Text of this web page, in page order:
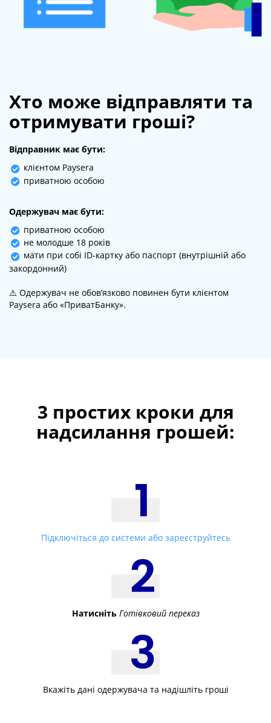
Хто може відправляти та
отримувати гроші?
Відправник має бути:
клієнтом Paysera
приватною особою
Одержувач має бути:
приватною особою
не молодше 18 років
мати при собі ID-картку або паспорт (внутрішній або
закордонний)
⚠️ Одержувач не обов’язково повинен бути клієнтом
Paysera або «ПриватБанку».
3 простих кроки для
надсилання грошей:
Підключіться до системи або зареєструйтесь
Натисніть Готівковий переказ
Вкажіть дані одержувача та надішліть гроші